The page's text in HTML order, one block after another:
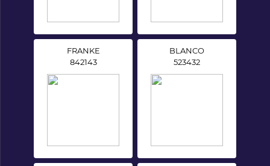
FRANKE
842143
BLANCO
523432